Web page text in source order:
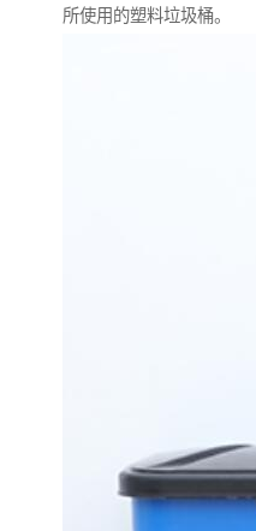
所使用的塑料垃圾桶。